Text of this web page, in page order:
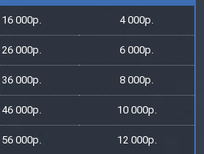
16 000р. 4 000р.
26 000р. 6 000р.
36 000р. 8 000р.
46 000р. 10 000р.
56 000р. 12 000р.